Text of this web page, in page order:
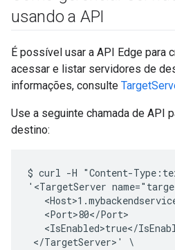
usando a API
É possível usar a API Edge para
acessar e listar servidores de
informações, consulte
Use a seguinte chamada de API
destino:
$ curl -H "Content-
'<TargetServer
   <Port>80</Port>
<IsEnabled>true</
</TargetServer>' \